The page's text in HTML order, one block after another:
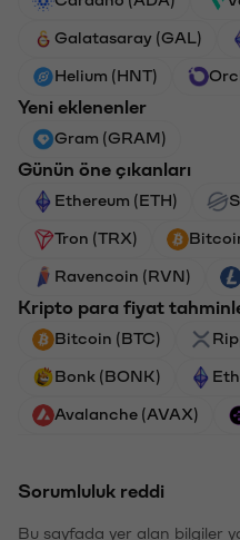
Galatasaray (GAL)
Helium (HNT)
Yeni eklenenler
Gram (GRAM)
Günün öne çıkanları
Ethereum (ETH)
Tron (TRX)
Ravencoin (RVN)
Kripto para fiyat
Bitcoin (BTC)
Bonk (BONK)
Avalanche (AVAX)
Sorumluluk reddi
Bu sayfada yer alan bilgiler